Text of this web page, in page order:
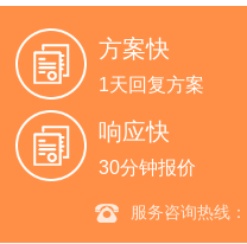
方案快
1天回复方案
响应快
30分钟报价
服务咨询热线：